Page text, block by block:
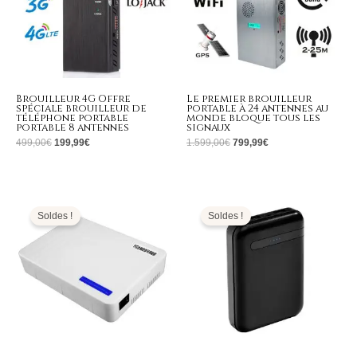
Brouilleur 4G Offre
spéciale brouilleur de
téléphone portable
portable 8 antennes
499,00€ 199,99€
Le premier brouilleur
portable à 24 antennes au
monde bloque tous les
signaux
1.599,00€ 799,99€
Soldes !
à
399,99€
Soldes !
initial
était :
269,00€.
actuel
est :
129,99€.